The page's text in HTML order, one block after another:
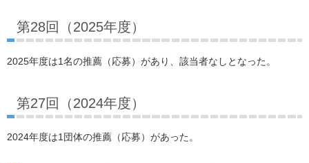
第28回（2025年度）
2025年度は1名の推薦（応募）があり、該当者なしとなった。
第27回（2024年度）
2024年度は1団体の推薦（応募）があった。